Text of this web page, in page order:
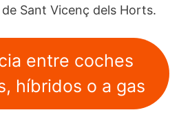
Sant Vicenç dels Horts.
entre coches
híbridos o a gas